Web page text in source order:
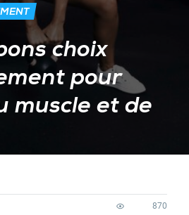
choix
pour
muscle et de
870